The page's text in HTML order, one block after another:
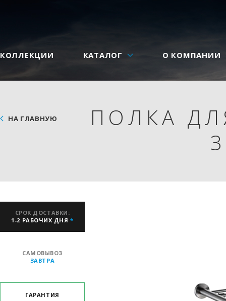
КОЛЛЕКЦИИ КАТАЛОГ О КОМПАНИИ
ПОЛКА
НА ГЛАВНУЮ
СРОК ДОСТАВКИ:
1-2 РАБОЧИХ ДНЯ*
САМОВЫВОЗ
ЗАВТРА
ГАРАНТИЯ